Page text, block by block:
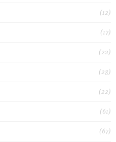
(12)
(17)
(22)
(28)
(22)
(61)
(67)